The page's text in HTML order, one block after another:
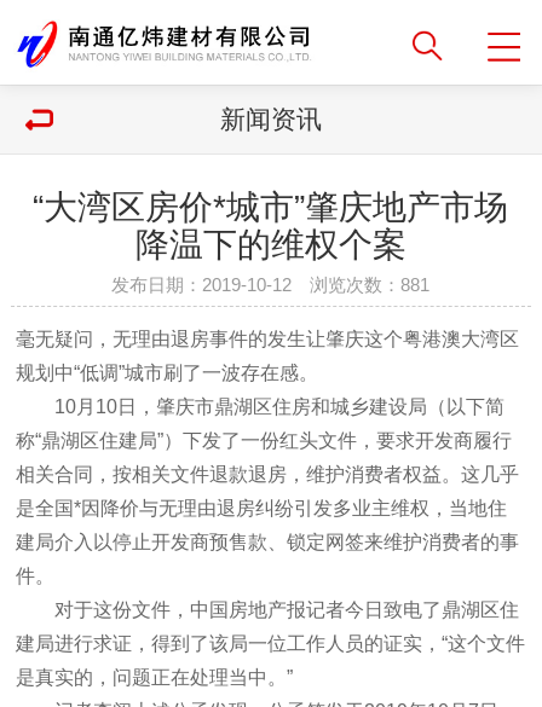
新闻资讯
“大湾区房价*城市”肇庆地产市场
降温下的维权个案
发布日期：2019-10-12 浏览次数：881
毫无疑问，无理由退房事件的发生让肇庆这个粤港澳大湾区
规划中“低调”城市刷了一波存在感。
10月10日，肇庆市鼎湖区住房和城乡建设局（以下简
称“鼎湖区住建局”）下发了一份红头文件，要求开发商履行
相关合同，按相关文件退款退房，维护消费者权益。这几乎
是全国*因降价与无理由退房纠纷引发多业主维权，当地住
建局介入以停止开发商预售款、锁定网签来维护消费者的事
件。
对于这份文件，中国房地产报记者今日致电了鼎湖区住
建局进行求证，得到了该局一位工作人员的证实，“这个文件
是真实的，问题正在处理当中。”